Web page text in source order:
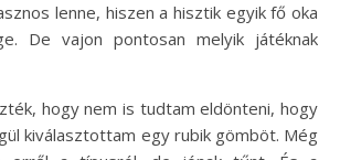
lenne, hiszen a hisztik egyik fő oka
De vajon pontosan melyik játéknak
hogy nem is tudtam eldönteni, hogy
kiválasztottam egy rubik gömböt. Még